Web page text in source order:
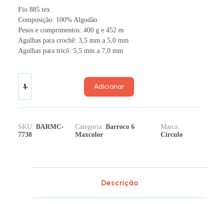
Fio 885 tex
Composição: 100% Algodão
Pesos e comprimentos: 400 g e 452 m
Agulhas para crochê: 3,5 mm a 5,0 mm
Agulhas para tricô: 5,5 mm a 7,0 mm
Adicionar
SKU: BARMC-
7738
Categoria: Barroco 6
Maxcolor
Marca:
Círculo
Descrição